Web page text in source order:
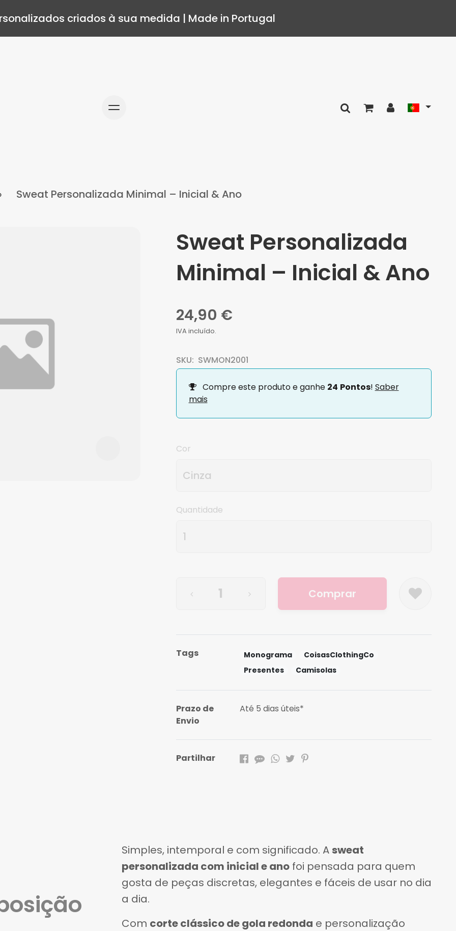
criados à sua medida | Made in Portugal
Sweat Personalizada Minimal – Inicial & Ano
Sweat Personalizada
Minimal – Inicial & Ano
24,90 €
IVA incluído.
SKU: SWMON2001
Compre este produto e ganhe 24 Pontos! Saber
mais
Cor
Quantidade
Comprar
Tags Monograma
CoisasClothingCo
Presentes
Camisolas
Prazo de
Envio
Até 5 dias úteis*
Partilhar
Simples, intemporal e com significado. Asweat
personalizada com inicial e ano foi pensada para quem
gosta de peças discretas, elegantes e fáceis de usar no dia
a dia.
Com corte clássico de gola redonda e personalização